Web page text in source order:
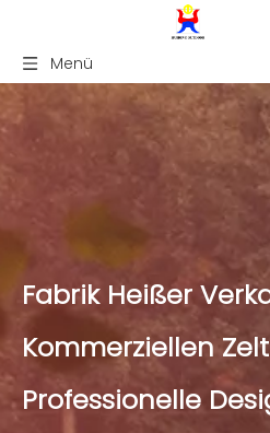
Menü
Fabrik Heißer
Kommerziellen
Professionelle